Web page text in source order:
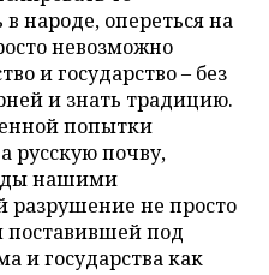
народе, опереться на
невозможно
и государство – без
и знать традицию.
попытки
русскую почву,
нашими
не просто
поставившей под
и государства как